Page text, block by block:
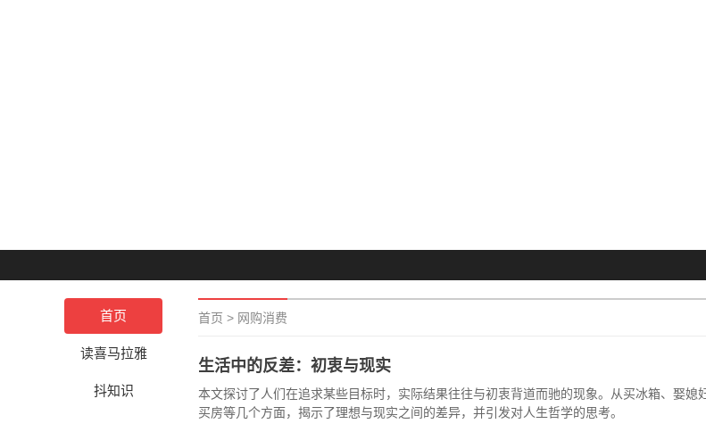
首页
读喜马拉雅
抖知识
首页 > 网购消费
生活中的反差：初衷与现实
本文探讨了人们在追求某些目标时，实际结果往往与初衷背道而驰的现象。从买冰箱、娶媳
买房等几个方面，揭示了理想与现实之间的差异，并引发对人生哲学的思考。